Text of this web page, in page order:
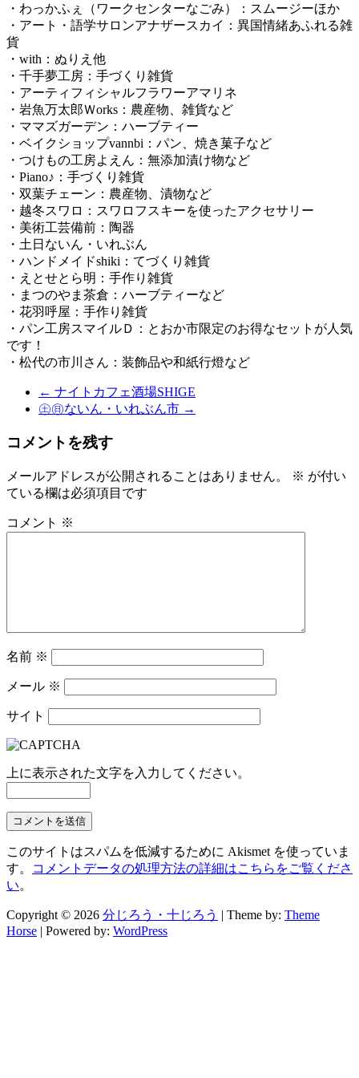
・わっかふぇ（ワークセンターなごみ）：スムージーほか
・アート・語学サロンアナザースカイ：異国情緒あふれる雑
貨
・with：ぬりえ他
・千手夢工房：手づくり雑貨
・アーティフィシャルフラワーアマリネ
・岩魚万太郎Ｗorks：農産物、雑貨など
・ママズガーデン：ハーブティー
・ベイクショップvannbi：パン、焼き菓子など
・つけもの工房よえん：無添加漬け物など
・Piano♪：手づくり雑貨
・双葉チェーン：農産物、漬物など
・越冬スワロ：スワロフスキーを使ったアクセサリー
・美術工芸備前：陶器
・土日ないん・いれぶん
・ハンドメイドshiki：てづくり雑貨
・えとせとら明：手作り雑貨
・まつのやま茶倉：ハーブティーなど
・花羽呼屋：手作り雑貨
・パン工房スマイルＤ：とおか市限定のお得なセットが人気
です！
・松代の市川さん：装飾品や和紙行燈など
← ナイトカフェ酒場SHIGE
㊏㊐ないん・いれぶん市 →
コメントを残す
メールアドレスが公開されることはありません。 ※ が付い
ている欄は必須項目です
コメント ※
名前 ※
メール ※
サイト
上に表示された文字を入力してください。
このサイトはスパムを低減するために Akismet を使っていま
す。
コメントデータの処理方法の詳細はこちらをご覧くださ
い。
Copyright © 2026 分じろう・十じろう | Theme by: Theme
Horse | Powered by: WordPress